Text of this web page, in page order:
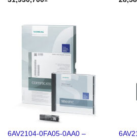
6AV2104-0FA05-0AA0 –